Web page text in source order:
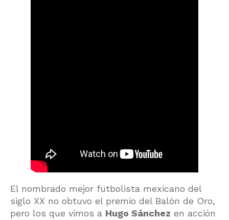
El nombrado mejor futbolista mexicano del
siglo XX no obtuvo el premio del Balón de Oro,
pero los que vimos a Hugo Sánchez en acción